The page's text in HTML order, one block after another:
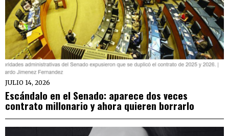
JULIO 14, 2026
Escándalo en el Senado: aparece dos veces
contrato millonario y ahora quieren borrarlo